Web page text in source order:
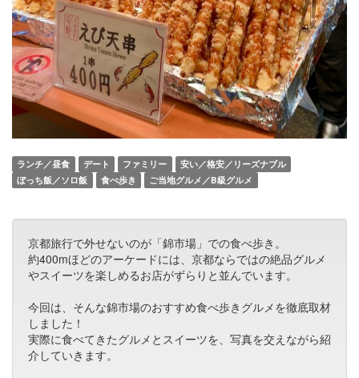
ランチ／昼食 デート ファミリー
安い／格安／リーズナブル
ぼっち飯／ソロ飯
食べ歩き ご当地グルメ／B級グルメ
京都旅行で外せないのが「錦市場」での食べ歩き。
約400mほどのアーケードには、京都ならではの絶品グルメ
やスイーツを楽しめるお店がずらりと並んでいます。
今回は、そんな錦市場のおすすめ食べ歩きグルメを徹底取材
しました！
実際に食べてきたグルメとスイーツを、写真を交えながら紹
介していきます。